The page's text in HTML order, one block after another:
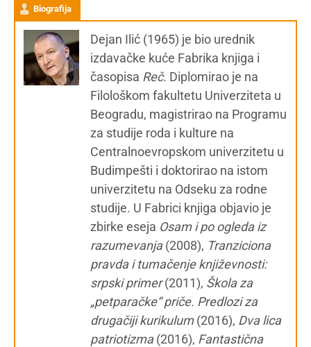
Biografija
Dejan Ilić (1965) je bio urednik
izdavačke kuće Fabrika knjiga i
časopisa Reč. Diplomirao je na
Filološkom fakultetu Univerziteta u
Beogradu, magistrirao na Programu
za studije roda i kulture na
Centralnoevropskom univerzitetu u
Budimpešti i doktorirao na istom
univerzitetu na Odseku za rodne
studije. U Fabrici knjiga objavio je
zbirke eseja Osam i po ogleda iz
razumevanja(2008), Tranziciona
pravda i tumačenje književnosti:
srpski primer(2011), Škola za
„petparačke“ priče. Predlozi za
drugačiji kurikulum(2016), Dva lica
patriotizma(2016), Fantastična